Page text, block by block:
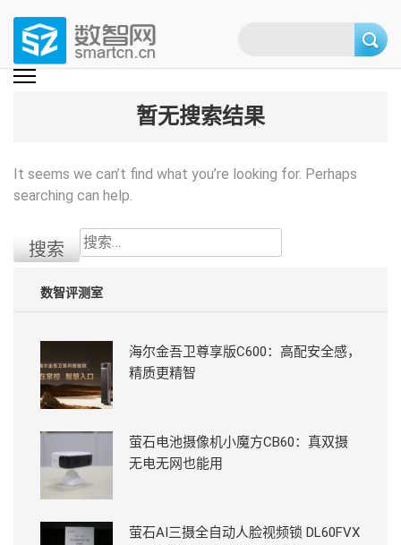
content
(Press
数智网
智能家居第一资讯门户 | 智能家居系统，智能家居产品，智能家居解决方
暂无搜索结果
It seems we can’t find what you’re looking for. Perhaps
searching can help.
搜
索：
数智评测室
海尔金吾卫尊享版C600：高配安全感，
精质更精智
萤石电池摄像机小魔方CB60：真双摄
无电无网也能用
萤石AI三摄全自动人脸视频锁 DL60FVX